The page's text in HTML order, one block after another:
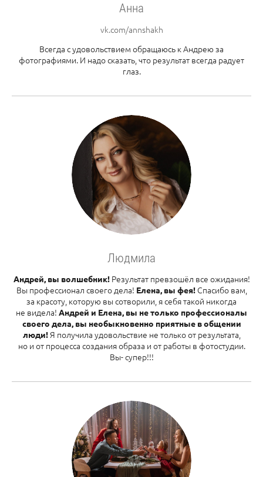
Анна
vk.com/annshakh
Всегда с удовольствием обращаюсь к Андрею за
фотографиями. И надо сказать, что результат всегда радует
глаз.
Людмила
Андрей, вы волшебник! Результат превзошёл все ожидания!
Вы профессионал своего дела! Елена, вы фея! Спасибо вам,
за красоту, которую вы сотворили, я себя такой никогда
не видела! Андрей и Елена, вы не только профессионалы
своего дела, вы необыкновенно приятные в общении
люди!Я получила удовольствие не только от результата,
но и от процесса создания образа и от работы в фотостудии.
Вы- супер!!!